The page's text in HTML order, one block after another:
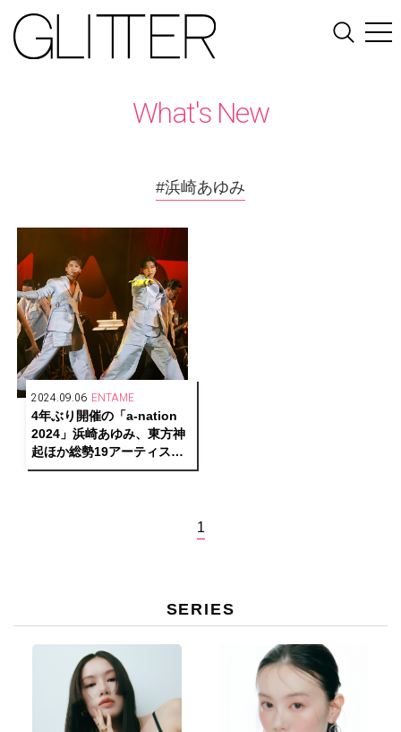
What's New
#浜崎あゆみ
2024.09.06 ENTAME
4年ぶり開催の「a-nation
2024」浜崎あゆみ、東方神
起ほか総勢19アーティスト
の 競演と多彩なサプライズ
1
SERIES